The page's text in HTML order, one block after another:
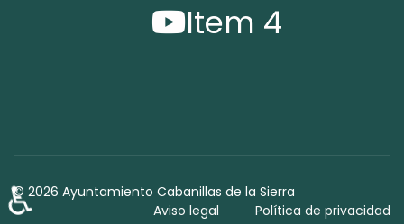
Item 4
© 2026 Ayuntamiento Cabanillas de la Sierra
Aviso legal
Política de privacidad